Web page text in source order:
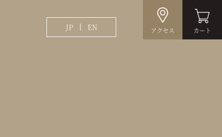
JP EN アクセス カート